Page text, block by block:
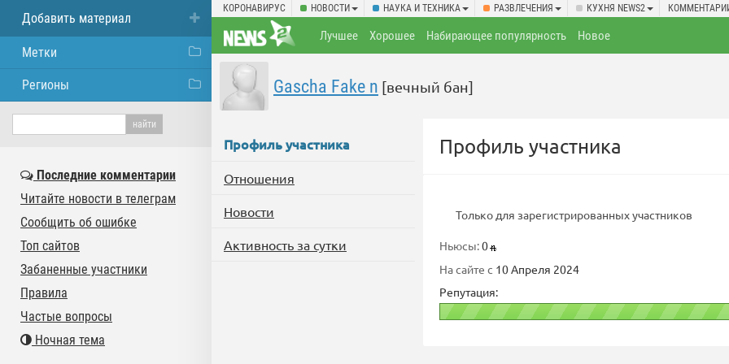
КОРОНАВИРУС НОВОСТИ НАУКА И ТЕХНИКА РАЗВЛЕЧЕНИЯ КУХНЯ NEWS2
Лучшее Хорошее Набирающее популярность Новое
Gascha Fake n [вечный бан]
Профиль участника
Отношения
Новости
Активность за сутки
Профиль участника
Только для зарегистрированных участников
Ньюсы:0
На сайте с 10 Апреля 2024
Репутация:
Добавить материал
Метки
Регионы
Последние комментарии
Читайте новости в телеграм
Сообщить об ошибке
Топ сайтов
Забаненные участники
Правила
Частые вопросы
Ночная тема